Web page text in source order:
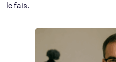
le fais.